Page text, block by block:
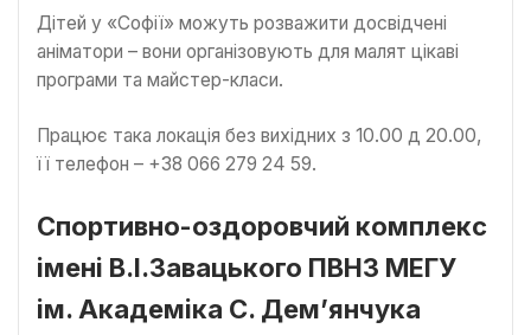
Дітей у «Софії» можуть розважити досвідчені
аніматори – вони організовують для малят цікаві
програми та майстер-класи.
Працює така локація без вихідних з 10.00 д 20.00,
її телефон – +38 066 279 24 59.
Спортивно-оздоровчий комплекс
імені В.І.Завацького ПВНЗ МЕГУ
ім. Академіка С. Дем’янчука